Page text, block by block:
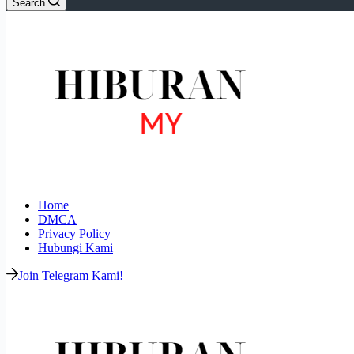
Search
Home
DMCA
Privacy Policy
Hubungi Kami
Join Telegram Kami!